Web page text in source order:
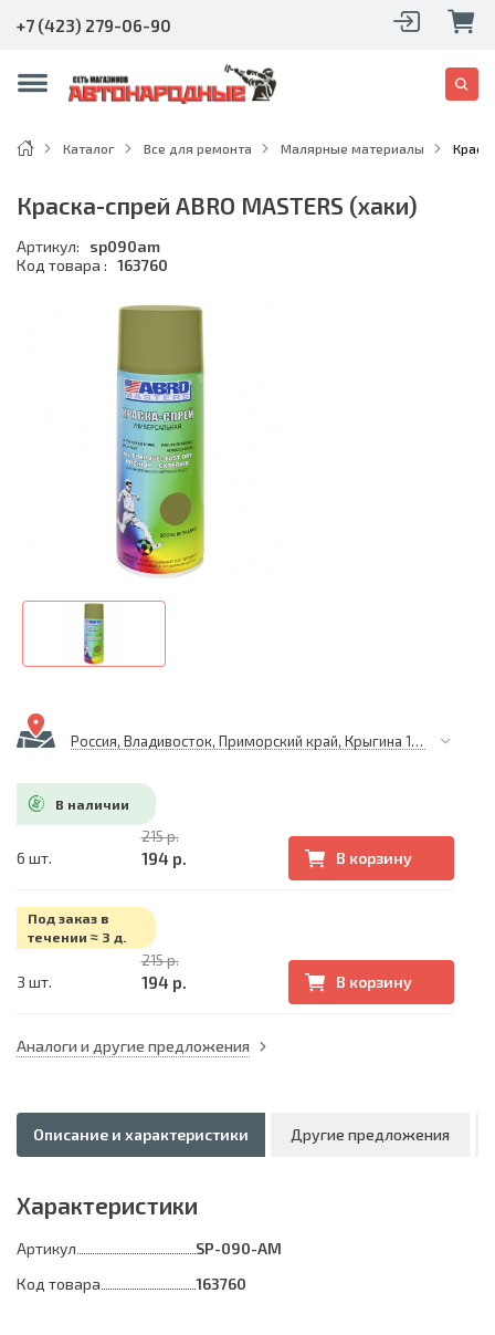
+7 (423) 279-06-90
Каталог Все для ремонта Малярные материалы
Краска-спрей ABRO MASTERS (хаки)
Артикул:
sp090am
Код товара : 163760
Россия, Владивосток, Приморский край, Крыгина 105
В наличии
6 шт.
215 р.
194 р. В корзину
Под заказ в
течении ≈ 3 д.
3 шт.
215 р.
194 р. В корзину
Аналоги и другие предложения
Описание и характеристики Другие предложения
Характеристики
Артикул
SP-090-AM
Код товара
163760